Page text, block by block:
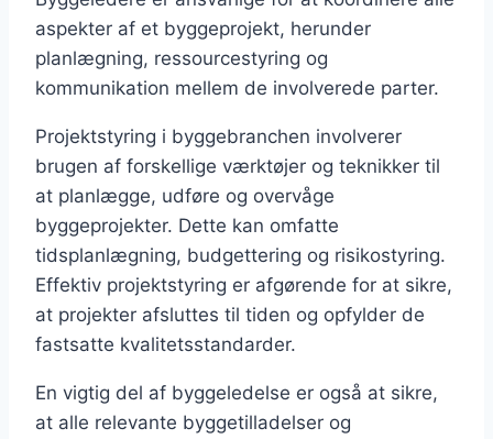
aspekter af et byggeprojekt, herunder
planlægning, ressourcestyring og
kommunikation mellem de involverede parter.
Projektstyring i byggebranchen involverer
brugen af forskellige værktøjer og teknikker til
at planlægge, udføre og overvåge
byggeprojekter. Dette kan omfatte
tidsplanlægning, budgettering og risikostyring.
Effektiv projektstyring er afgørende for at sikre,
at projekter afsluttes til tiden og opfylder de
fastsatte kvalitetsstandarder.
En vigtig del af byggeledelse er også at sikre,
at alle relevante byggetilladelser og